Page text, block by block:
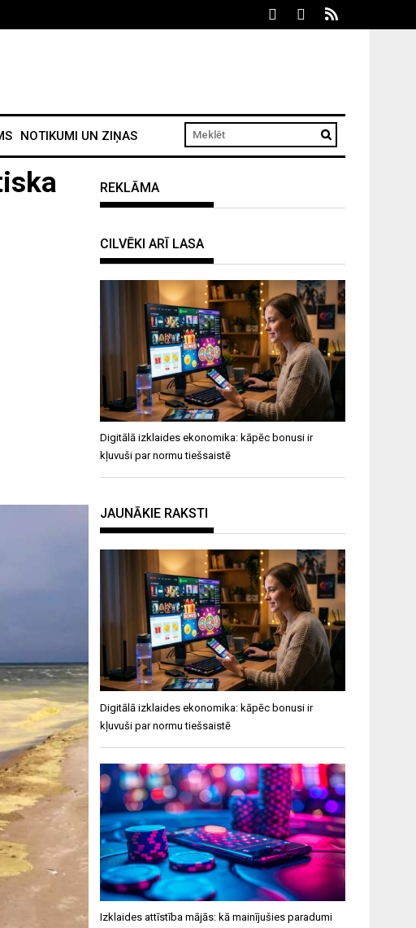
NOTIKUMI UN ZIŅAS
REKLĀMA
CILVĒKI ARĪ LASA
Digitālā izklaides ekonomika: kāpēc bonusi ir
kļuvuši par normu tiešsaistē
JAUNĀKIE RAKSTI
Digitālā izklaides ekonomika: kāpēc bonusi ir
kļuvuši par normu tiešsaistē
Izklaides attīstība mājās: kā mainījušies paradumi